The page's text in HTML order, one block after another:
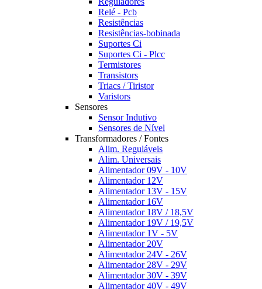
Relé - Pcb
Resistências
Resistências-bobinada
Suportes Ci
Suportes Ci - Plcc
Termistores
Transistors
Triacs / Tiristor
Varistors
Sensores
Sensor Indutivo
Sensores de Nível
Transformadores / Fontes
Alim. Reguláveis
Alim. Universais
Alimentador 09V - 10V
Alimentador 12V
Alimentador 13V - 15V
Alimentador 16V
Alimentador 18V / 18,5V
Alimentador 19V / 19,5V
Alimentador 1V - 5V
Alimentador 20V
Alimentador 24V - 26V
Alimentador 28V - 29V
Alimentador 30V - 39V
Alimentador 40V - 49V